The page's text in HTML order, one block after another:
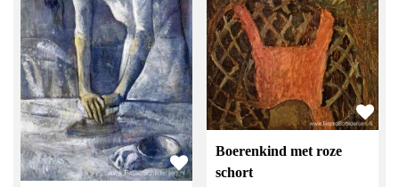
Boerenkind met roze
schort